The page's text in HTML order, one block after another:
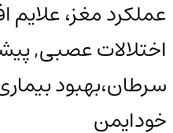
عملکرد مغز، علایم
اختلالات عصبی,
سرطان،بهبود
خودایمن